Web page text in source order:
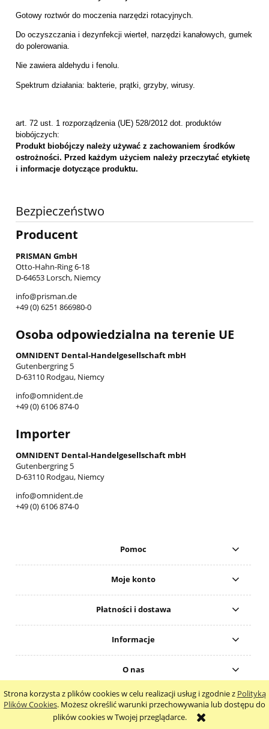
Strona korzysta z plików cookies w celu realizacji usług i zgodnie z Polityką
Plików Cookies. Możesz określić warunki przechowywania lub dostępu do
plików cookies w Twojej przeglądarce.
Gotowy roztwór do moczenia narzędzi rotacyjnych.
Do oczyszczania i dezynfekcji wierteł, narzędzi kanałowych, gumek
do polerowania.
Nie zawiera aldehydu i fenolu.
Spektrum działania: bakterie, prątki, grzyby, wirusy.
art. 72 ust. 1 rozporządzenia (UE) 528/2012 dot. produktów
biobójczych:
Produkt biobójczy należy używać z zachowaniem środków
ostrożności. Przed każdym użyciem należy przeczytać etykietę
i informacje dotyczące produktu.
Bezpieczeństwo
Producent
PRISMAN GmbH
Otto-Hahn-Ring 6-18
D-64653 Lorsch, Niemcy
info@prisman.de
+49 (0) 6251 866980-0
Osoba odpowiedzialna na terenie UE
OMNIDENT Dental-Handelgesellschaft mbH
Gutenbergring 5
D-63110 Rodgau, Niemcy
info@omnident.de
+49 (0) 6106 874-0
Importer
OMNIDENT Dental-Handelgesellschaft mbH
Gutenbergring 5
D-63110 Rodgau, Niemcy
info@omnident.de
+49 (0) 6106 874-0
Pomoc
Moje konto
Płatności i dostawa
Informacje
O nas
pokaż pełną wersję strony
Sklep internetowy Shoper.pl